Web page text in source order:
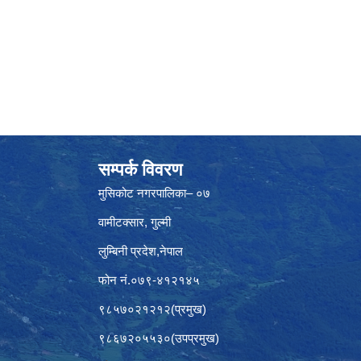
सम्पर्क विवरण
मुसिकोट नगरपालिका– ०७
वामीटक्सार, गुल्मी
लुम्बिनी प्रदेश,नेपाल
फोन नं.०७९-४१२१४५
९८५७०२१२१२(प्रमुख)
९८६७२०५५३०(उपप्रमुख)